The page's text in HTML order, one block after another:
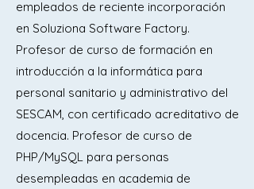
3. Administración electrónica y
servicios al ciudadano. Análisis de
público. Servicios telemáticos. Oficinas
integradas de atención al ciudadano.
Ventanilla única empresarial. El Punto de
General del Estado.
empleados de reciente incorporación
en Soluziona Software Factory.
Profesor de curso de formación en
introducción a la informática para
personal sanitario y administrativo del
SESCAM, con certificado acreditativo de
docencia. Profesor de curso de
PHP/MySQL para personas
desempleadas en academia de